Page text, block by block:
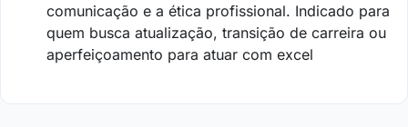
comunicação e a ética profissional. Indicado para
quem busca atualização, transição de carreira ou
aperfeiçoamento para atuar com excel